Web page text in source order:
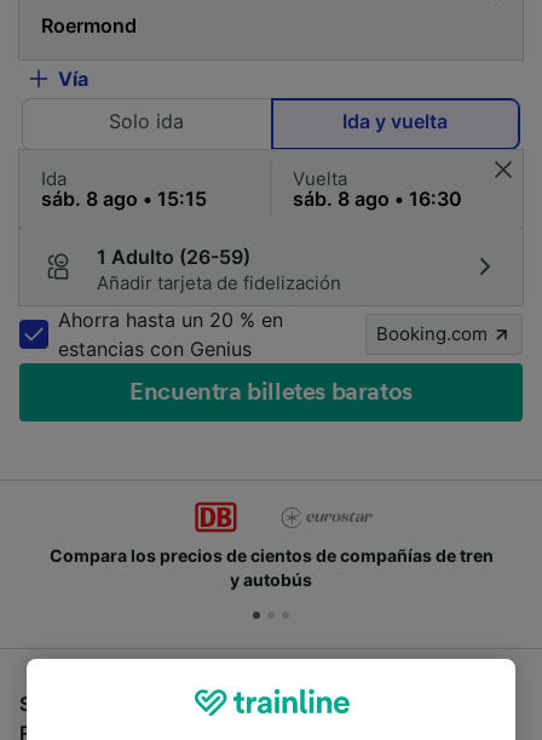
Vía
Solo ida
Ida y vuelta
Ida Vuelta
1 Adulto (26-59)
Añadir tarjeta de fidelización
Ahorra hasta un 20 % en
estancias con Genius
Booking.com
Encuentra billetes baratos
Compara los precios de cientos de compañías de tren
y autobús
Si estás buscando autobuses de Dortmund a
Roermond, estás en el sitio adecuado.